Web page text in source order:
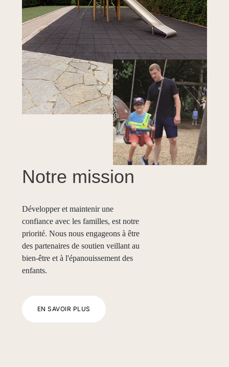
Notre mission
Développer et maintenir une
confiance avec les familles, est notre
priorité. Nous nous engageons à être
des partenaires de soutien veillant au
bien-être et à l'épanouissement des
enfants.
EN SAVOIR PLUS